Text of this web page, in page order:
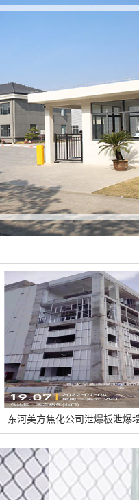
爆板泄爆墙安装的特点